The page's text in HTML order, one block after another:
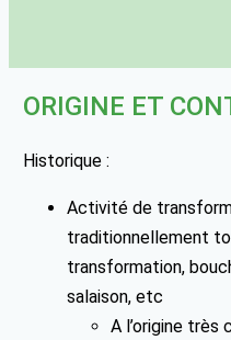
ORIGINE ET
Historique :
Activité de
traditionnellement
transformation,
salaison, etc
A l’origine très